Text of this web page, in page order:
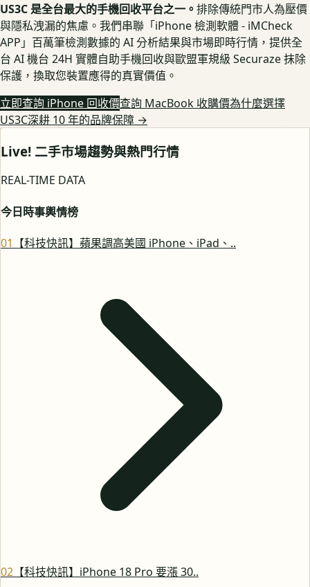
US3C 是全台最大的手機回收平台之一。 排除傳統門市人為壓價
與隱私洩漏的焦慮。我們串聯「iPhone 檢測軟體 - iMCheck
APP」百萬筆檢測數據的 AI 分析結果與市場即時行情，提供全
台 AI 機台 24H 實體自助手機回收與歐盟軍規級 Securaze 抹除
保護，換取您裝置應得的真實價值。
立即查詢 iPhone 回收價查詢 MacBook 收購價為什麼選擇
US3C深耕 10 年的品牌保障 →
Live! 二手市場趨勢與熱門行情
REAL-TIME DATA
今日時事輿情榜
01 【科技快訊】蘋果調高美國 iPhone、iPad、..
02 【科技快訊】iPhone 18 Pro 要漲 30..